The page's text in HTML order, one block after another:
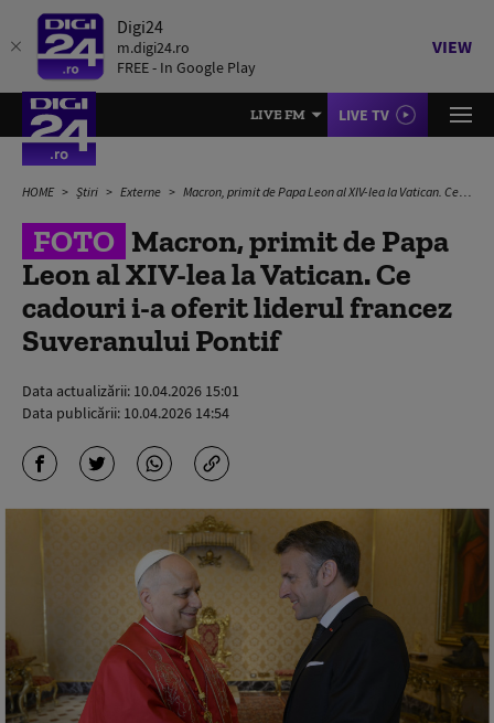
Digi24
m.digi24.ro
FREE - In Google Play
VIEW
LIVE FM LIVE TV
HOME Știri Externe Macron, primit de Papa Leon al XIV-lea la Vatican. Ce cadouri i-a oferit liderul francez Suveranului Pontif
FOTO Macron, primit de Papa
Leon al XIV-lea la Vatican. Ce
cadouri i-a oferit liderul francez
Suveranului Pontif
Data actualizării: 10.04.2026 15:01
Data publicării: 10.04.2026 14:54